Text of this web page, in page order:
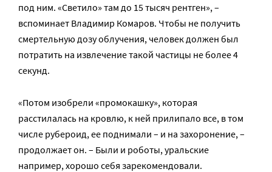
под ним. «Светило» там до 15 тысяч рентген», –
вспоминает Владимир Комаров. Чтобы не получить
смертельную дозу облучения, человек должен был
потратить на извлечение такой частицы не более 4
секунд.
«Потом изобрели «промокашку», которая
расстилалась на кровлю, к ней прилипало все, в том
числе рубероид, ее поднимали – и на захоронение, –
продолжает он. – Были и роботы, уральские
например, хорошо себя зарекомендовали.